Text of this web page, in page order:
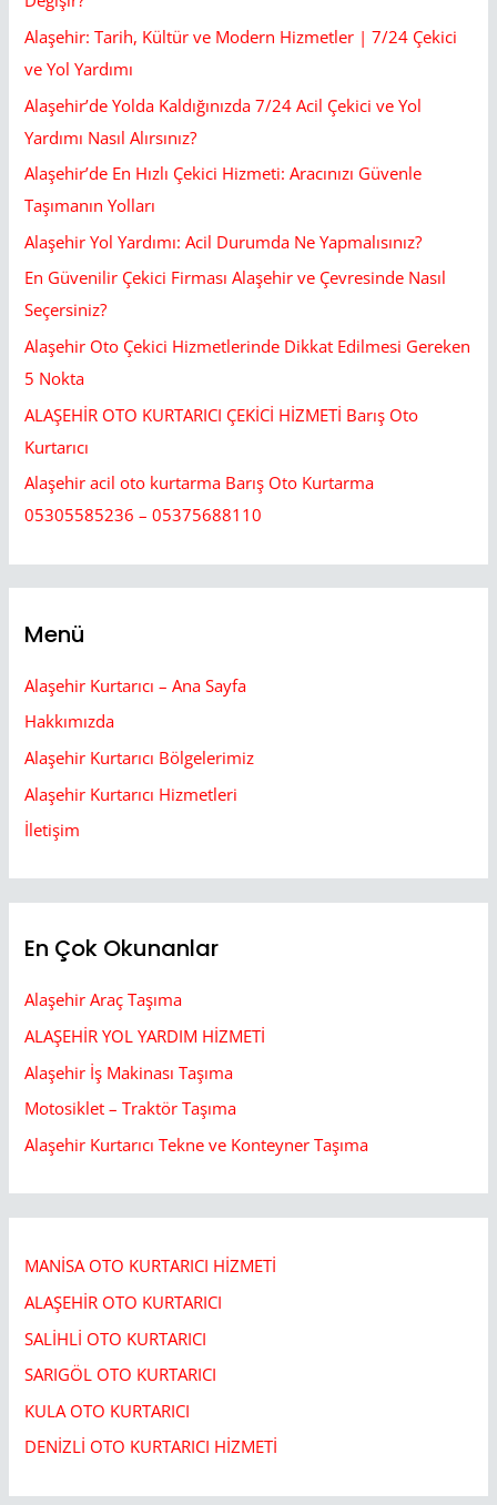
:
Alaşehir: Tarih, Kültür ve Modern Hizmetler | 7/24 Çekici
ve Yol Yardımı
Alaşehir’de Yolda Kaldığınızda 7/24 Acil Çekici ve Yol
Yardımı Nasıl Alırsınız?
Alaşehir’de En Hızlı Çekici Hizmeti: Aracınızı Güvenle
Taşımanın Yolları
Alaşehir Yol Yardımı: Acil Durumda Ne Yapmalısınız?
En Güvenilir Çekici Firması Alaşehir ve Çevresinde Nasıl
Seçersiniz?
Alaşehir Oto Çekici Hizmetlerinde Dikkat Edilmesi Gereken
5 Nokta
ALAŞEHİR OTO KURTARICI ÇEKİCİ HİZMETİ Barış Oto
Kurtarıcı
Alaşehir acil oto kurtarma Barış Oto Kurtarma
05305585236 – 05375688110
Menü
Alaşehir Kurtarıcı – Ana Sayfa
Hakkımızda
Alaşehir Kurtarıcı Bölgelerimiz
Alaşehir Kurtarıcı Hizmetleri
İletişim
En Çok Okunanlar
Alaşehir Araç Taşıma
ALAŞEHİR YOL YARDIM HİZMETİ
Alaşehir İş Makinası Taşıma
Motosiklet – Traktör Taşıma
Alaşehir Kurtarıcı Tekne ve Konteyner Taşıma
MANİSA OTO KURTARICI HİZMETİ
ALAŞEHİR OTO KURTARICI​
SALİHLİ OTO KURTARICI​
SARIGÖL OTO KURTARICI​
KULA OTO KURTARICI​
DENİZLİ OTO KURTARICI HİZMETİ